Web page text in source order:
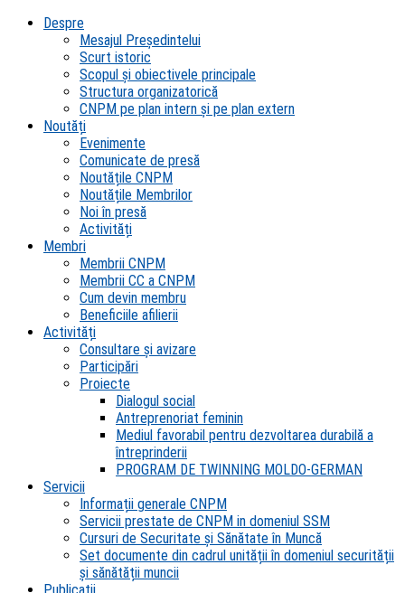
Despre
Mesajul Președintelui
Scurt istoric
Scopul şi obiectivele principale
Structura organizatorică
CNPM pe plan intern şi pe plan extern
Noutăți
Evenimente
Comunicate de presă
Noutățile CNPM
Noutățile Membrilor
Noi în presă
Activități
Membri
Membrii CNPM
Membrii CC a CNPM
Cum devin membru
Beneficiile afilierii
Activități
Consultare și avizare
Participări
Proiecte
Dialogul social
Antreprenoriat feminin
Mediul favorabil pentru dezvoltarea durabilă a
întreprinderii
PROGRAM DE TWINNING MOLDO-GERMAN
Servicii
Informații generale CNPM
Servicii prestate de CNPM in domeniul SSM
Cursuri de Securitate și Sănătate în Muncă
Set documente din cadrul unității în domeniul securității
și sănătății muncii